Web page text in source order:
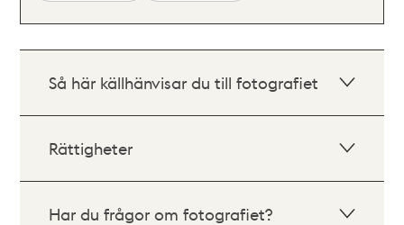
Så här källhänvisar du till fotografiet
Rättigheter
Har du frågor om fotografiet?